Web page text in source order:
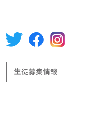
生徒募集情報